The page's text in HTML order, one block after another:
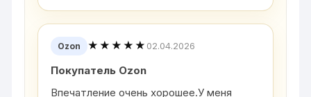
Ozon ★★★★★ 02.04.2026
Покупатель Ozon
Впечатление очень хорошее.У меня